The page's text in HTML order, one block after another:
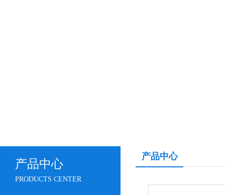
产品中心
PRODUCTS CENTER
产品中心